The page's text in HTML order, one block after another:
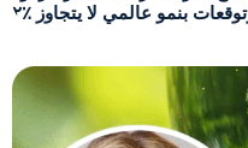
بنمو عالمي لا يتجاوز ٪٢